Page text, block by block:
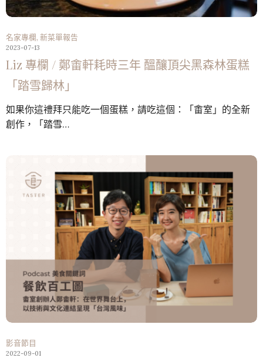
名家專欄, 新菜單報告
2023-07-13
Liz 專欄 / 鄭畬軒耗時三年 醞釀頂尖黑森林蛋糕
「踏雪歸林」
如果你這禮拜只能吃一個蛋糕，請吃這個：「畬室」的全新
創作，「踏雪…
影音節目
2022-09-01